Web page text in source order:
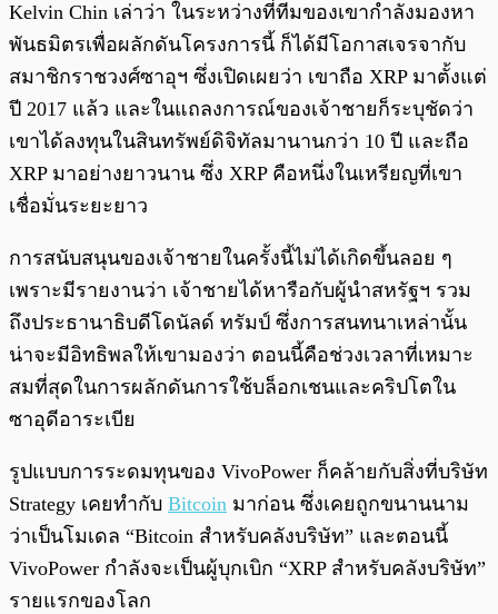
Kelvin Chin เล่าว่า ในระหว่างที่ทีมของเขากำลังมองหา
พันธมิตรเพื่อผลักดันโครงการนี้ ก็ได้มีโอกาสเจรจากับ
สมาชิกราชวงศ์ซาอุฯ ซึ่งเปิดเผยว่า เขาถือ XRP มาตั้งแต่
ปี 2017 แล้ว และในแถลงการณ์ของเจ้าชายก็ระบุชัดว่า
เขาได้ลงทุนในสินทรัพย์ดิจิทัลมานานกว่า 10 ปี และถือ
XRP มาอย่างยาวนาน ซึ่ง XRP คือหนึ่งในเหรียญที่เขา
เชื่อมั่นระยะยาว
การสนับสนุนของเจ้าชายในครั้งนี้ไม่ได้เกิดขึ้นลอย ๆ
เพราะมีรายงานว่า เจ้าชายได้หารือกับผู้นำสหรัฐฯ รวม
ถึงประธานาธิบดีโดนัลด์ ทรัมป์ ซึ่งการสนทนาเหล่านั้น
น่าจะมีอิทธิพลให้เขามองว่า ตอนนี้คือช่วงเวลาที่เหมาะ
สมที่สุดในการผลักดันการใช้บล็อกเชนและคริปโตใน
ซาอุดีอาระเบีย
รูปแบบการระดมทุนของ VivoPower ก็คล้ายกับสิ่งที่บริษัท
Strategy เคยทำกับ Bitcoin มาก่อน ซึ่งเคยถูกขนานนาม
ว่าเป็นโมเดล “Bitcoin สำหรับคลังบริษัท” และตอนนี้
VivoPower กำลังจะเป็นผู้บุกเบิก “XRP สำหรับคลังบริษัท”
รายแรกของโลก